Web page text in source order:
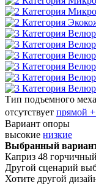
Тип подъемного
отсутствует прямой
Вариант опоры
высокие низкие
Выбранный
Каприз 48 горчичный
Другой сценарий
Хотите другой